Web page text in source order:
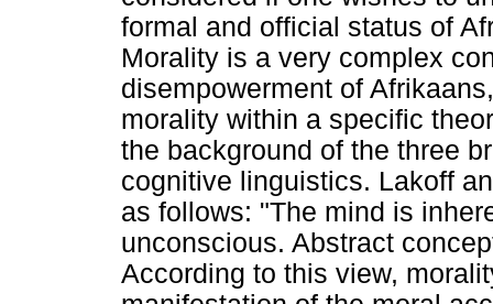
formal and official status of
Morality is a very complex
disempowerment of
morality within a specific
the background of the three
cognitive linguistics. Lakoff
as follows: "The mind is
unconscious. Abstract
According to this view,